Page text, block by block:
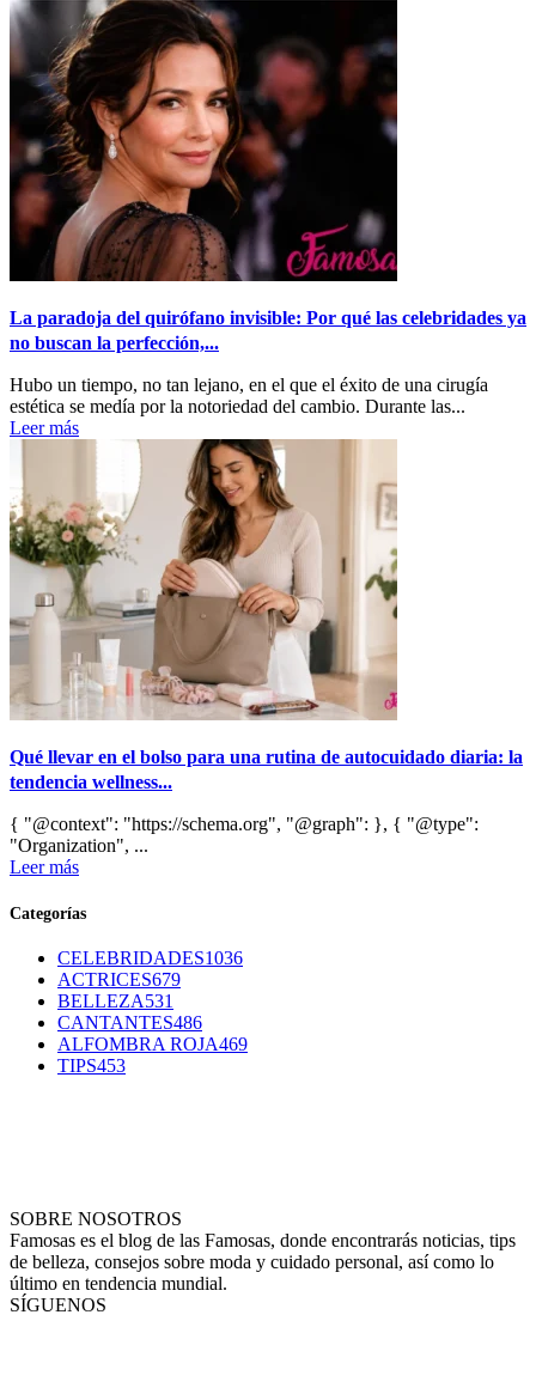
La paradoja del quirófano invisible: Por qué las celebridades ya
no buscan la perfección,...
Hubo un tiempo, no tan lejano, en el que el éxito de una cirugía
estética se medía por la notoriedad del cambio. Durante las...
Leer más
Qué llevar en el bolso para una rutina de autocuidado diaria: la
tendencia wellness...
{ "@context": "https://schema.org", "@graph": }, { "@type":
"Organization", ...
Leer más
Categorías
CELEBRIDADES1036
ACTRICES679
BELLEZA531
CANTANTES486
ALFOMBRA ROJA469
TIPS453
SOBRE NOSOTROS
Famosas es el blog de las Famosas, donde encontrarás noticias, tips
de belleza, consejos sobre moda y cuidado personal, así como lo
último en tendencia mundial.
SÍGUENOS